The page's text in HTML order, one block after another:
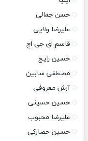
حسن جمالی
علیرضا ولایی
قاسم ای جی اچ
حسین رایج
مصطفی سابین
آرش معروفی
حسین حسینی
علیرضا محبوب
حسین حصارکی